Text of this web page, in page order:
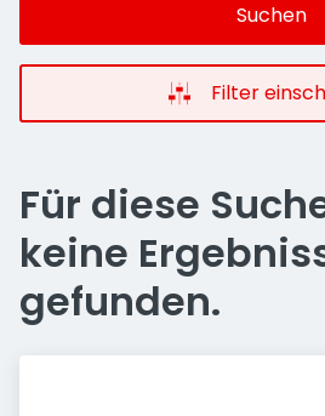
Suchen
Filter
Für diese
keine
gefunden.